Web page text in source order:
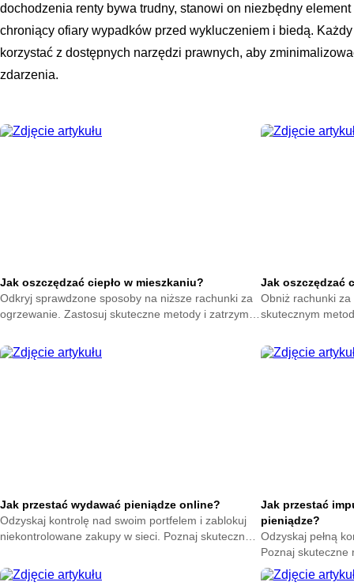
dochodzenia renty bywa trudny, stanowi on niezbędny
chroniący ofiary wypadków przed wykluczeniem i biedą.
korzystać z dostępnych narzędzi prawnych, aby
zdarzenia.
Jak oszczędzać ciepło w mieszkaniu?
Odkryj sprawdzone sposoby na niższe rachunki za
ogrzewanie. Zastosuj skuteczne metody i zatrzymaj
Jak oszczędzać
Obniż rachunki
skutecznym
oszczędzać już
Jak przestać wydawać pieniądze online?
Odzyskaj kontrolę nad swoim portfelem i zablokuj
niekontrolowane zakupy w sieci. Poznaj skuteczne
przycisku kup teraz.
Jak przestać
pieniądze?
Odzyskaj pełną
Poznaj skuteczne
nagłych
oszczędności już